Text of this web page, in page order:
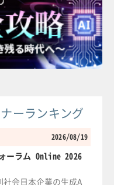
ーランキング
2026/08/19
ーラム Online 2026
会日本企業の生成A